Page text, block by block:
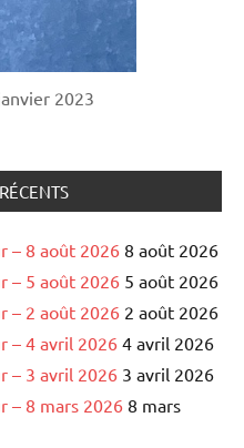
2023
– 8 août 2026 8 août 2026
– 5 août 2026 5 août 2026
– 2 août 2026 2 août 2026
– 4 avril 2026 4 avril 2026
– 3 avril 2026 3 avril 2026
– 8 mars 2026 8 mars